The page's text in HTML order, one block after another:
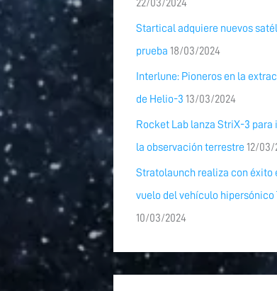
22/03/2024
Startical adquiere nuevos
prueba 18/03/2024
Interlune: Pioneros en la
de Helio-3 13/03/2024
Rocket Lab lanza StriX-3 para
la observación terrestre 12/03/
Stratolaunch realiza con éxito
vuelo del vehículo hipersónico
10/03/2024